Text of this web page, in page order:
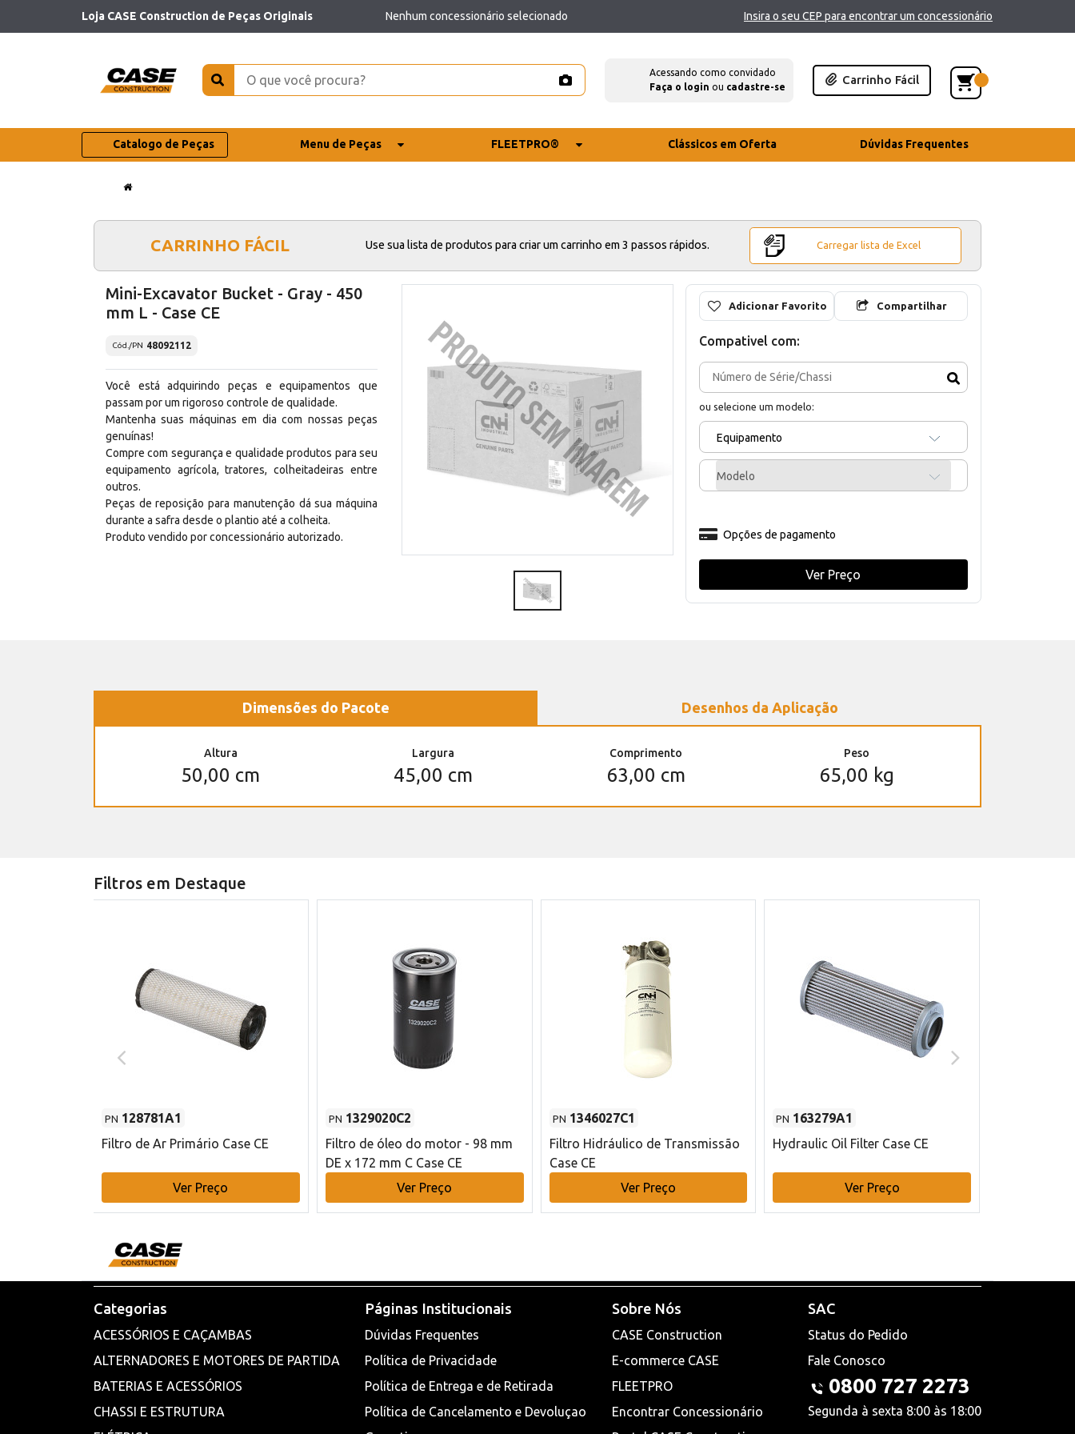
Loja CASE Construction de Peças Originais Nenhum concessionário selecionado Insira o seu CEP para encontrar um concessionário
Acessando como convidado
Faça o login ou cadastre-se
Carrinho Fácil
Catalogo de Peças Menu de Peças FLEETPRO® Clássicos em Oferta Dúvidas Frequentes
CARRINHO FÁCIL Use sua lista de produtos para criar um carrinho em 3 passos rápidos. Carregar lista de Excel
Mini-Excavator Bucket - Gray - 450
mm L - Case CE
Cód./PN 48092112
Você está adquirindo peças e equipamentos que
passam por um rigoroso controle de qualidade.
Mantenha suas máquinas em dia com nossas peças
genuínas!
Compre com segurança e qualidade produtos para seu
equipamento agrícola, tratores, colheitadeiras entre
outros.
Peças de reposição para manutenção dá sua máquina
durante a safra desde o plantio até a colheita.
Produto vendido por concessionário autorizado.
Adicionar Favorito Compartilhar
Compativel com:
ou selecione um modelo:
Equipamento
Modelo
Opções de pagamento
Ver Preço
Dimensões do Pacote Desenhos da Aplicação
Altura
50,00 cm
Largura
45,00 cm
Comprimento
63,00 cm
Peso
65,00 kg
Filtros em Destaque
PN 128781A1
Filtro de Ar Primário Case CE
Ver Preço
PN 1329020C2
Filtro de óleo do motor - 98 mm
DE x 172 mm C Case CE
Ver Preço
PN 1346027C1
Filtro Hidráulico de Transmissão
Case CE
Ver Preço
PN 163279A1
Hydraulic Oil Filter Case CE
Ver Preço
Categorias
ACESSÓRIOS E CAÇAMBAS
ALTERNADORES E MOTORES DE PARTIDA
BATERIAS E ACESSÓRIOS
CHASSI E ESTRUTURA
Páginas Institucionais
Dúvidas Frequentes
Política de Privacidade
Política de Entrega e de Retirada
Política de Cancelamento e Devoluçao
Sobre Nós
CASE Construction
E-commerce CASE
FLEETPRO
Encontrar Concessionário
SAC
Status do Pedido
Fale Conosco
0800 727 2273
Segunda à sexta 8:00 às 18:00